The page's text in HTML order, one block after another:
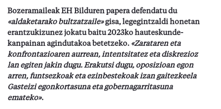
Bozeramaileak EH Bilduren papera defendatu du
«aldaketarako bultzatzaile»gisa, legegintzaldi honetan
erantzukizunez jokatu baitu 2023ko hauteskunde-
kanpainan agindutakoa betetzeko. «Zarataren eta
konfrontazioaren aurrean, intentsitatez eta diskrezioz
lan egiten jakin dugu. Erakutsi dugu, oposizioan egon
arren, funtsezkoak eta ezinbestekoak izan gaitezkeela
Gasteizi egonkortasuna eta gobernagarritasuna
emateko».